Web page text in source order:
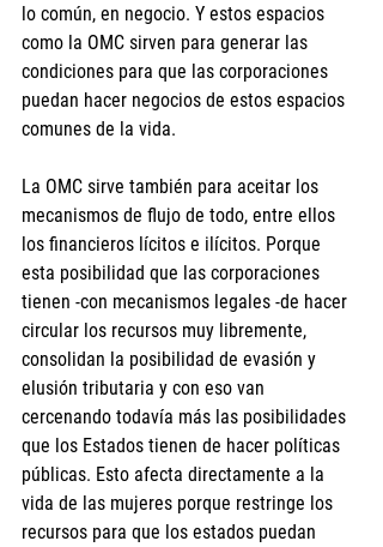
lo común, en negocio. Y estos espacios
como la OMC sirven para generar las
condiciones para que las corporaciones
puedan hacer negocios de estos espacios
comunes de la vida.
La OMC sirve también para aceitar los
mecanismos de flujo de todo, entre ellos
los financieros lícitos e ilícitos. Porque
esta posibilidad que las corporaciones
tienen -con mecanismos legales -de hacer
circular los recursos muy libremente,
consolidan la posibilidad de evasión y
elusión tributaria y con eso van
cercenando todavía más las posibilidades
que los Estados tienen de hacer políticas
públicas. Esto afecta directamente a la
vida de las mujeres porque restringe los
recursos para que los estados puedan